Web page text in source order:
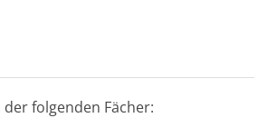
folgenden Fächer: